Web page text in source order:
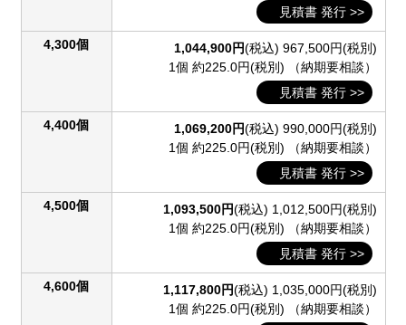
見積書 発行 >>
4,300個 1,044,900円(税込) 967,500円(税別)
1個 約225.0円(税別) （納期要相談）
見積書 発行 >>
4,400個 1,069,200円(税込) 990,000円(税別)
1個 約225.0円(税別) （納期要相談）
見積書 発行 >>
4,500個 1,093,500円(税込) 1,012,500円(税別)
1個 約225.0円(税別) （納期要相談）
見積書 発行 >>
4,600個 1,117,800円(税込) 1,035,000円(税別)
1個 約225.0円(税別) （納期要相談）